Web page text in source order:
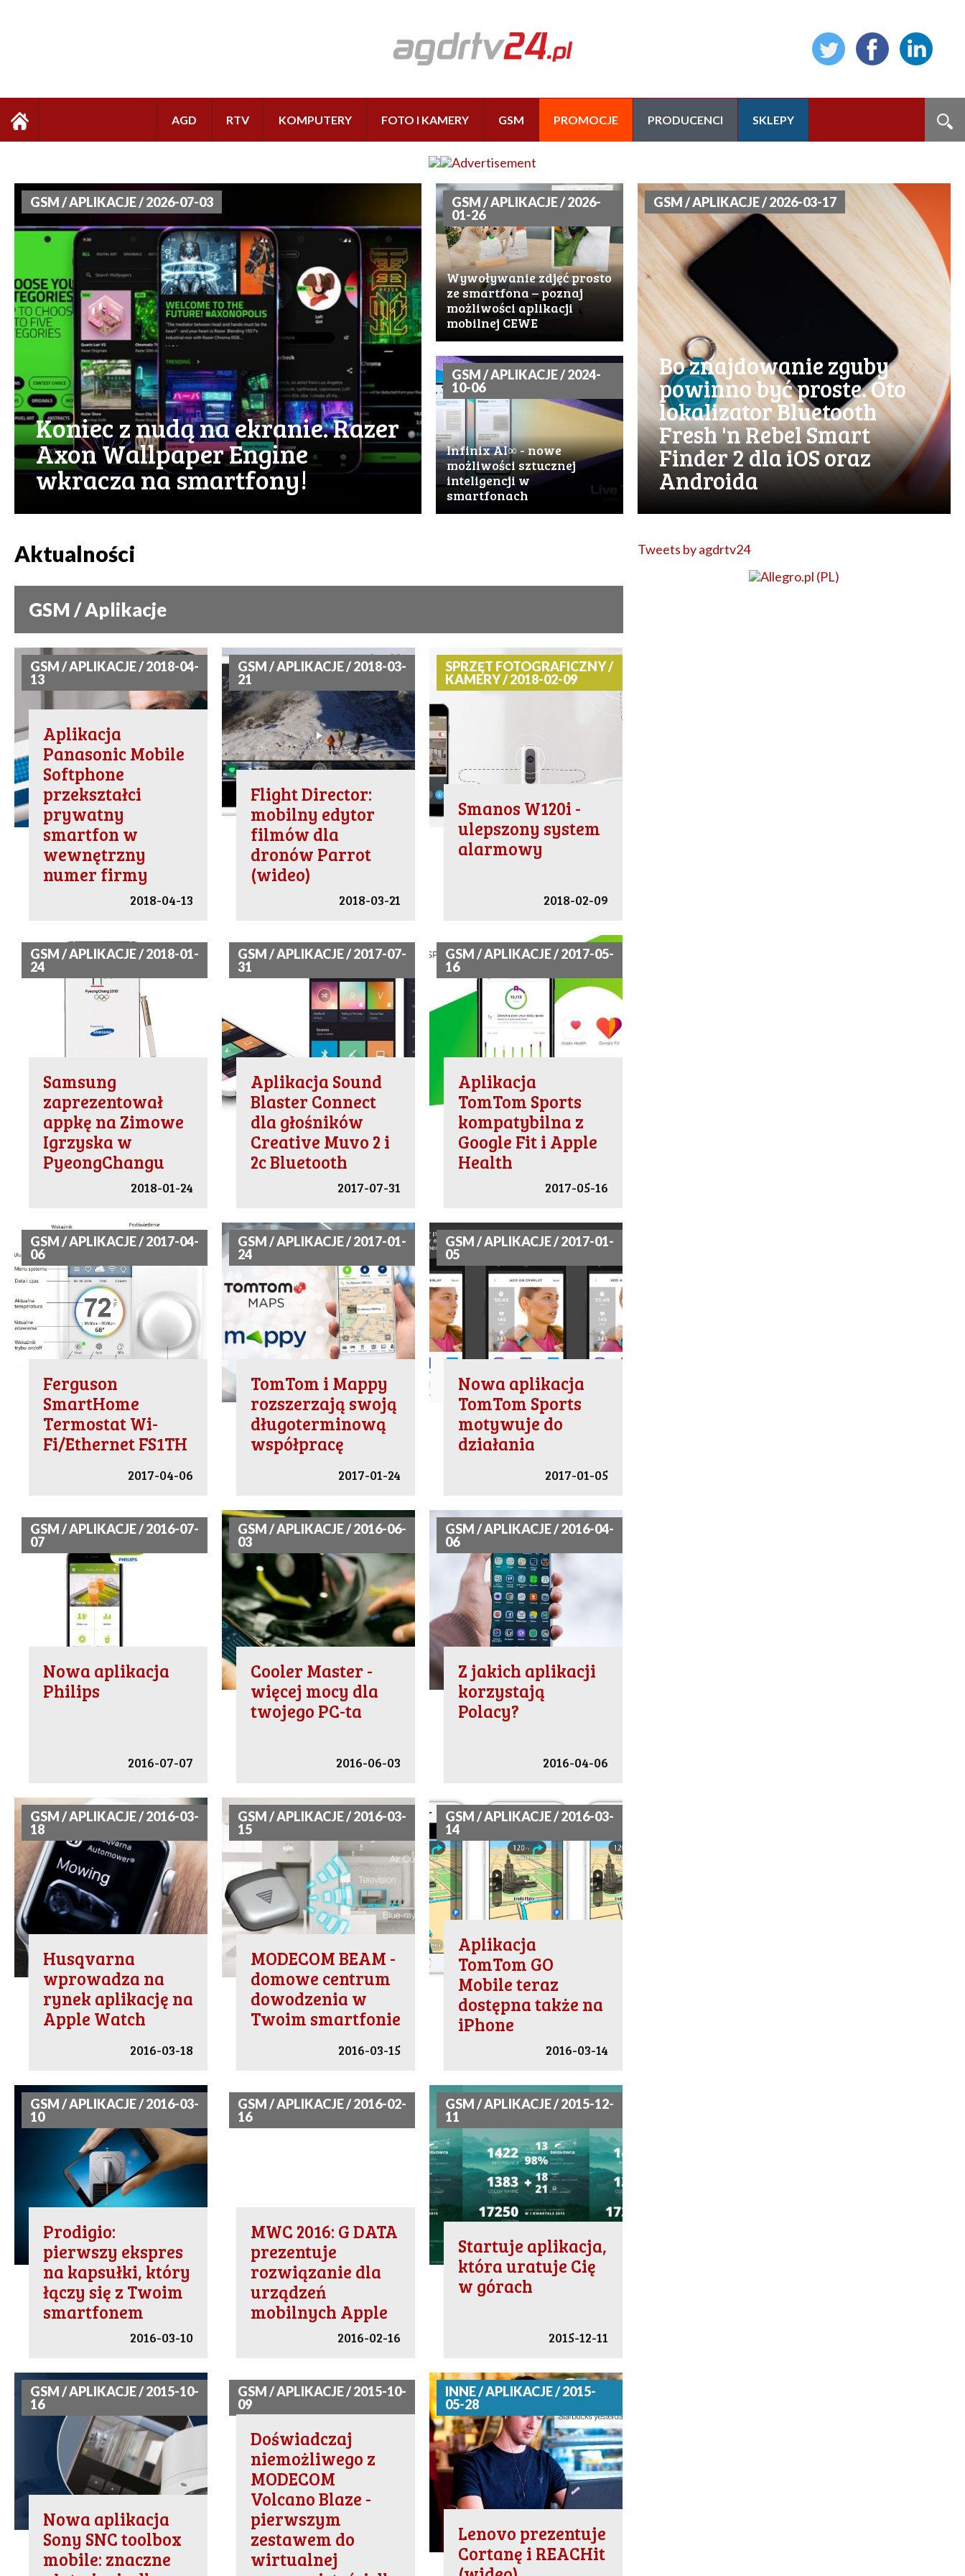
AGD RTV KOMPUTERY FOTO I KAMERY GSM PROMOCJE PRODUCENCI SKLEPY
GSM / APLIKACJE / 2026-07-03
Koniec z nudą na ekranie. Razer
Axon Wallpaper Engine
wkracza na smartfony!
GSM / APLIKACJE / 2026-03-17
Bo znajdowanie zguby
powinno być proste. Oto
lokalizator Bluetooth
Fresh 'n Rebel Smart
Finder 2 dla iOS oraz
Androida
GSM / APLIKACJE / 2026-
01-26
Wywoływanie zdjęć prosto
ze smartfona – poznaj
możliwości aplikacji
mobilnej CEWE
GSM / APLIKACJE / 2024-
10-06
Infinix AI∞ - nowe
możliwości sztucznej
inteligencji w
smartfonach
Aktualności
GSM / Aplikacje
GSM / APLIKACJE / 2018-04-
13
Aplikacja
Panasonic Mobile
Softphone
przekształci
prywatny
smartfon w
wewnętrzny
numer firmy
2018-04-13
GSM / APLIKACJE / 2018-03-
21
Flight Director:
mobilny edytor
filmów dla
dronów Parrot
(wideo)
2018-03-21
SPRZĘT FOTOGRAFICZNY /
KAMERY / 2018-02-09
Smanos W120i -
ulepszony system
alarmowy
2018-02-09
GSM / APLIKACJE / 2018-01-
24
Samsung
zaprezentował
appkę na Zimowe
Igrzyska w
PyeongChangu
2018-01-24
GSM / APLIKACJE / 2017-07-
31
Aplikacja Sound
Blaster Connect
dla głośników
Creative Muvo 2 i
2c Bluetooth
2017-07-31
GSM / APLIKACJE / 2017-05-
16
Aplikacja
TomTom Sports
kompatybilna z
Google Fit i Apple
Health
2017-05-16
GSM / APLIKACJE / 2017-04-
06
Ferguson
SmartHome
Termostat Wi-
Fi/Ethernet FS1TH
2017-04-06
GSM / APLIKACJE / 2017-01-
24
TomTom i Mappy
rozszerzają swoją
długoterminową
współpracę
2017-01-24
GSM / APLIKACJE / 2017-01-
05
Nowa aplikacja
TomTom Sports
motywuje do
działania
2017-01-05
GSM / APLIKACJE / 2016-07-
07
Nowa aplikacja
Philips
2016-07-07
GSM / APLIKACJE / 2016-06-
03
Cooler Master -
więcej mocy dla
twojego PC-ta
2016-06-03
GSM / APLIKACJE / 2016-04-
06
Z jakich aplikacji
korzystają
Polacy?
2016-04-06
GSM / APLIKACJE / 2016-03-
18
Husqvarna
wprowadza na
rynek aplikację na
Apple Watch
2016-03-18
GSM / APLIKACJE / 2016-03-
15
MODECOM BEAM -
domowe centrum
dowodzenia w
Twoim smartfonie
2016-03-15
GSM / APLIKACJE / 2016-03-
14
Aplikacja
TomTom GO
Mobile teraz
dostępna także na
iPhone
2016-03-14
GSM / APLIKACJE / 2016-03-
10
Prodigio:
pierwszy ekspres
na kapsułki, który
łączy się z Twoim
smartfonem
2016-03-10
GSM / APLIKACJE / 2016-02-
16
MWC 2016: G DATA
prezentuje
rozwiązanie dla
urządzeń
mobilnych Apple
2016-02-16
GSM / APLIKACJE / 2015-12-
11
Startuje aplikacja,
która uratuje Cię
w górach
2015-12-11
GSM / APLIKACJE / 2015-10-
16
Nowa aplikacja
Sony SNC toolbox
mobile: znaczne
GSM / APLIKACJE / 2015-10-
09
Doświadczaj
niemożliwego z
MODECOM
Volcano Blaze -
pierwszym
zestawem do
wirtualnej
INNE / APLIKACJE / 2015-
05-28
Lenovo prezentuje
Cortanę i REACHit
Tweets by agdrtv24